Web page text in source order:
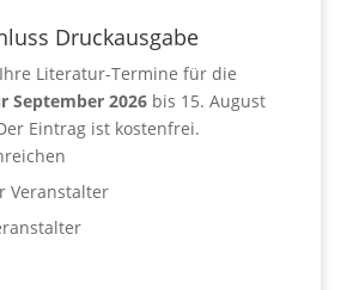
Druckausgabe
Literatur-Termine für die
September 2026bis 15. August
Eintrag ist kostenfrei.
Veranstalter